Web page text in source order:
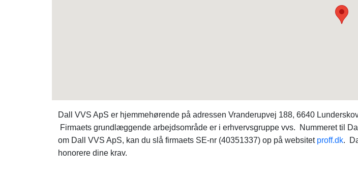
Dall VVS ApS er hjemmehørende på adressen Vranderupvej 188, 6640
Firmaets grundlæggende arbejdsområde er i erhvervsgruppe vvs. Nummeret til
om Dall VVS ApS, kan du slå firmaets SE-nr (40351337) op på websitet proff.dk.
honorere dine krav.